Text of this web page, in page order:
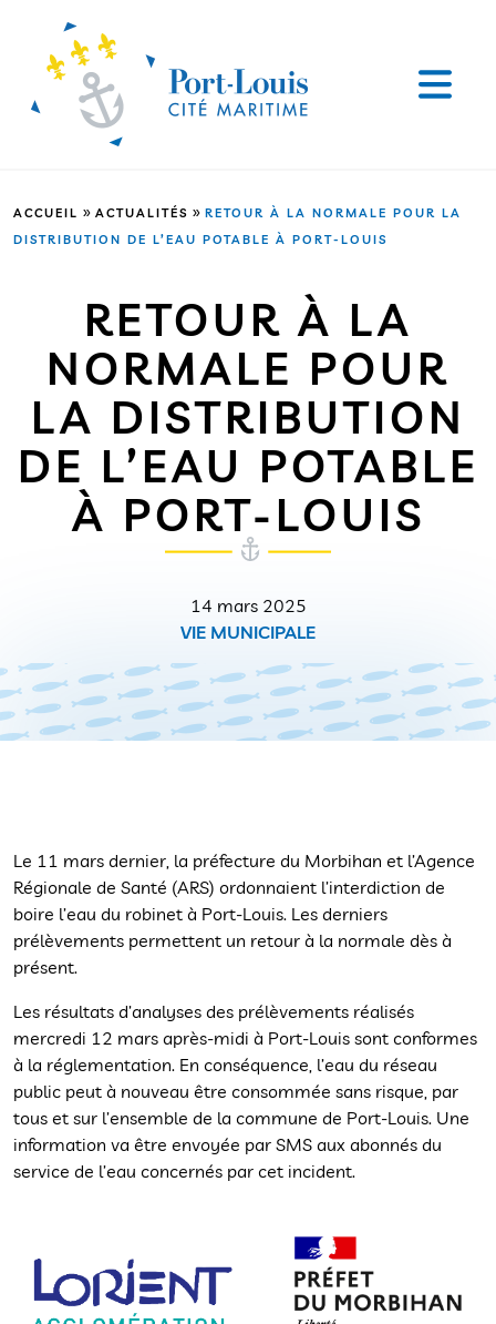
ACCUEIL » ACTUALITÉS » RETOUR À LA NORMALE POUR LA
DISTRIBUTION DE L’EAU POTABLE À PORT-LOUIS
RETOUR À LA
NORMALE POUR
LA DISTRIBUTION
DE L’EAU POTABLE
À PORT-LOUIS
14 mars 2025
VIE MUNICIPALE
Le 11 mars dernier, la préfecture du Morbihan et l’Agence
Régionale de Santé (ARS) ordonnaient l’interdiction de
boire l’eau du robinet à Port-Louis. Les derniers
prélèvements permettent un retour à la normale dès à
présent.
Les résultats d’analyses des prélèvements réalisés
mercredi 12 mars après-midi à Port-Louis sont conformes
à la réglementation. En conséquence, l’eau du réseau
public peut à nouveau être consommée sans risque, par
tous et sur l’ensemble de la commune de Port-Louis. Une
information va être envoyée par SMS aux abonnés du
service de l’eau concernés par cet incident.